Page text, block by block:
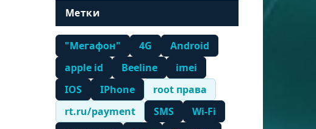
Метки
"Мегафон" 4G
Android
apple id
Beeline
imei
IOS
IPhone
root права
rt.ru/payment
SMS
Wi-Fi